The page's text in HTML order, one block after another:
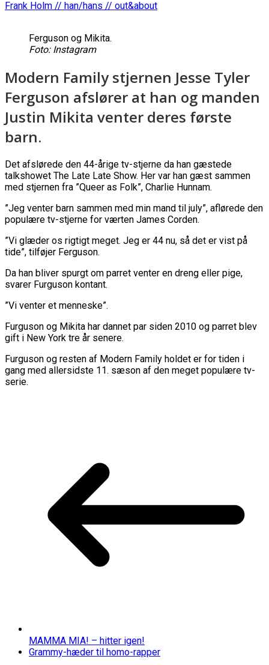
Frank Holm // han/hans // out&about
Ferguson og Mikita.
Foto: Instagram
Modern Family stjernen Jesse Tyler
Ferguson afslører at han og manden
Justin Mikita venter deres første
barn.
Det afslørede den 44-årige tv-stjerne da han gæstede
talkshowet The Late Late Show. Her var han gæst sammen
med stjernen fra ”Queer as Folk”, Charlie Hunnam.
”Jeg venter barn sammen med min mand til july”, aflørede den
populære tv-stjerne for værten James Corden.
”Vi glæder os rigtigt meget. Jeg er 44 nu, så det er vist på
tide”, tilføjer Ferguson.
Da han bliver spurgt om parret venter en dreng eller pige,
svarer Furguson kontant.
”Vi venter et menneske”.
Furguson og Mikita har dannet par siden 2010 og parret blev
gift i New York tre år senere.
Furguson og resten af Modern Family holdet er for tiden i
gang med allersidste 11. sæson af den meget populære tv-
serie.
MAMMA MIA! – hitter igen!
Grammy-hæder til homo-rapper